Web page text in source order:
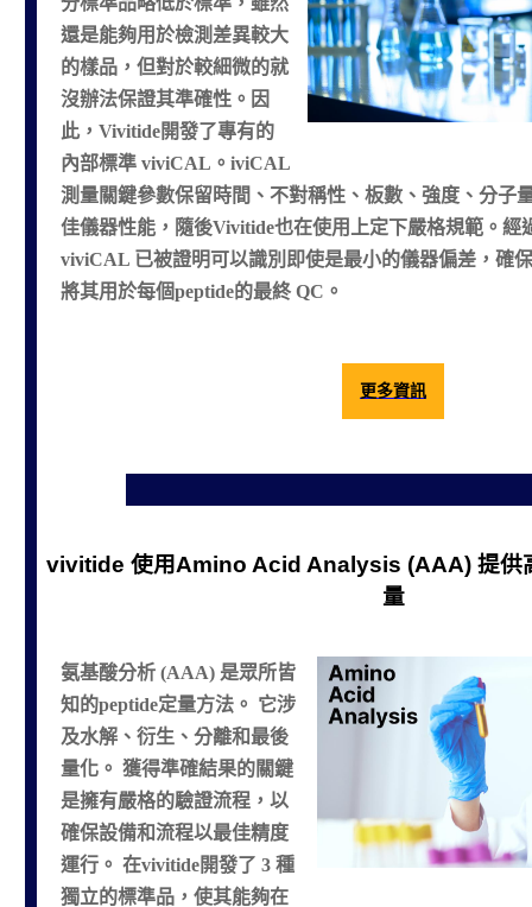
還是能夠用於檢測差異較大
的樣品，但對於較細微的就
沒辦法保證其準確性。因
此，Vivitide開發了專有的
內部標準 viviCAL。iviCAL
測量關鍵參數保留時間、不對稱性、板數、強度、分子
佳儀器性能，隨後Vivitide也在使用上定下嚴格規範。經
viviCAL 已被證明可以識別即使是最小的儀器偏差，確
將其用於每個peptide的最終 QC。
更多資訊
vivitide 使用Amino Acid Analysis (AAA) 提供
量
氨基酸分析 (AAA) 是眾所皆
知的peptide定量方法。 它涉
及水解、衍生、分離和最後
量化。 獲得準確結果的關鍵
是擁有嚴格的驗證流程，以
確保設備和流程以最佳精度
運行。 在vivitide開發了 3 種
獨立的標準品，使其能夠在